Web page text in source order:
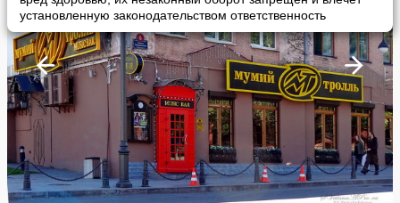
установленную законодательством ответственность